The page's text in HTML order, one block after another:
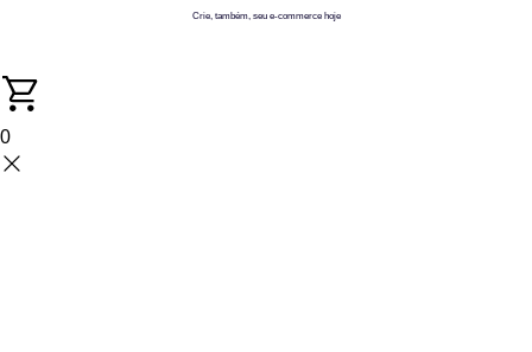
Crie, também, seu e-commerce hoje
0